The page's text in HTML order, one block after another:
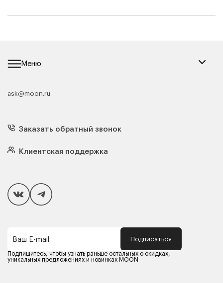
Меню
Каталог мебели
Кресла
Матрасы
Подушки
Чехлы и наматрасники
Покупателям
Способы оплаты
Компания MOON
Оферта
Политика конфиденциальности
ask@moon.ru
Заказать обратный звонок
Клиентская поддержка
Ваш E-mail Подписаться
Подпишитесь, чтобы узнать раньше остальных о скидках,
уникальных предложениях и новинках MOON